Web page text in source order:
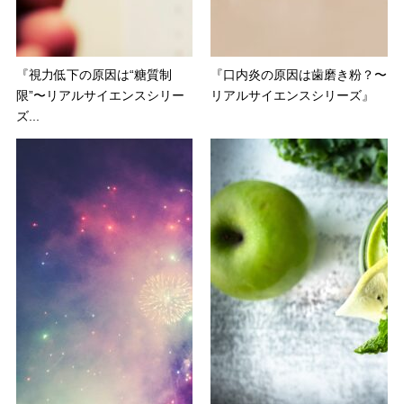
『視力低下の原因は“糖質制
限”〜リアルサイエンスシリー
ズ...
『口内炎の原因は歯磨き粉？〜
リアルサイエンスシリーズ』